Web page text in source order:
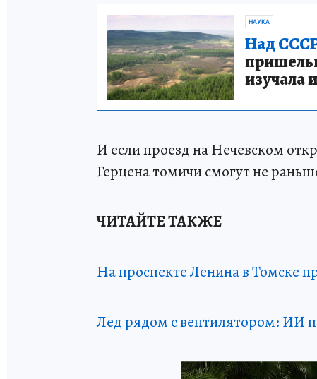
НАУКА
Над
изучала
И если проезд на Нечевском
Герцена томичи смогут не
ЧИТАЙТЕ ТАКЖЕ
На проспекте Ленина в Томске
Лед рядом с вентилятором: ИИ